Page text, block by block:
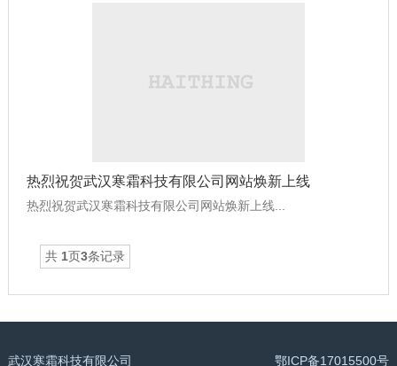
热烈祝贺武汉寒霜科技有限公司网站焕新上线
热烈祝贺武汉寒霜科技有限公司网站焕新上线...
共 1页3条记录
武汉寒霜科技有限公司 鄂ICP备17015500号